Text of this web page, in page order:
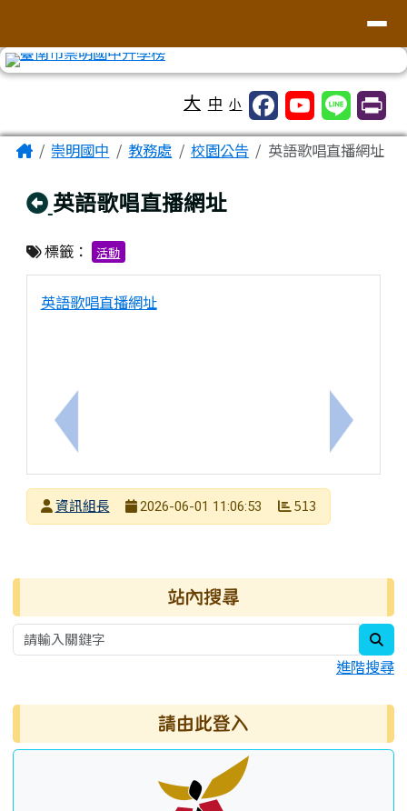
大 中 小
主內容區域
Home崇明國中 教務處 校園公告 英語歌唱直播網址
回上頁
英語歌唱直播網址
標籤： 活動
上一筆：國立中興大學辦理「115學年度偏遠地區學
英語歌唱直播網址
下一筆：
發布者
資訊組長
2026-06-01 11:06:53 513
右邊區域內容 站內搜尋
進階搜尋
請由此登入
頁尾區域